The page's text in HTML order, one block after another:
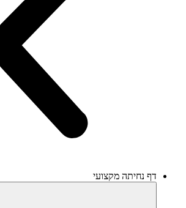
דף נחיתה מקצועי